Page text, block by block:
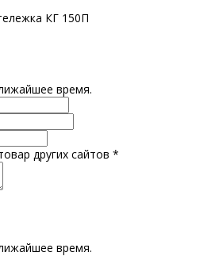
КГ 150П
время.
других сайтов *
время.